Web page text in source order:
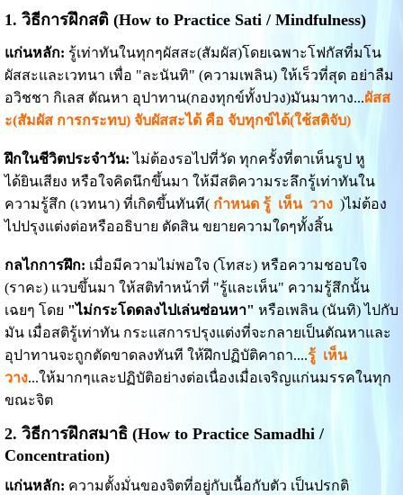
1. วิธีการฝึกสติ (How to Practice Sati / Mindfulness)
แก่นหลัก: รู้เท่าทันในทุกๆผัสสะ(สัมผัส)โดยเฉพาะโฟกัสที่มโน
ผัสสะและเวทนา เพื่อ "ละนันทิ" (ความเพลิน) ให้เร็วที่สุด อย่าลืม
อวิชชา กิเลส ตัณหา อุปาทาน(กองทุกข์ทั้งปวง)มันมาทาง...ผัสส
ะ(สัมผัส การกระทบ) จับผัสสะได้ คือ จับทุกข์ได้(ใช้สติจับ)
ฝึกในชีวิตประจำวัน: ไม่ต้องรอไปที่วัด ทุกครั้งที่ตาเห็นรูป หู
ได้ยินเสียง หรือใจคิดนึกขึ้นมา ให้มีสติความระลึกรู้เท่าทันใน
ความรู้สึก (เวทนา) ที่เกิดขึ้นทันที( กำหนด รู้ เห็น วาง )ไม่ต้อง
ไปปรุงแต่งต่อหรืออธิบาย ตัดสิน ขยายความใดๆทั้งสิ้น
กลไกการฝึก: เมื่อมีความไม่พอใจ (โทสะ) หรือความชอบใจ
(ราคะ) แวบขึ้นมา ให้สติทำหน้าที่ "รู้และเห็น" ความรู้สึกนั้น
เฉยๆ โดย "ไม่กระโดดลงไปเล่นซ่อนหา" หรือเพลิน (นันทิ) ไปกับ
มัน เมื่อสติรู้เท่าทัน กระแสการปรุงแต่งที่จะกลายเป็นตัณหาและ
อุปาทานจะถูกตัดขาดลงทันที ให้ฝึกปฏิบัติคาถา....รู้ เห็น
วาง...ให้มากๆและปฏิบัติอย่างต่อเนื่องเมื่อเจริญแก่นมรรคในทุก
ขณะจิต
2. วิธีการฝึกสมาธิ (How to Practice Samadhi /
Concentration)
แก่นหลัก: ความตั้งมั่นของจิตที่อยู่กับเนื้อกับตัว เป็นปรกติ